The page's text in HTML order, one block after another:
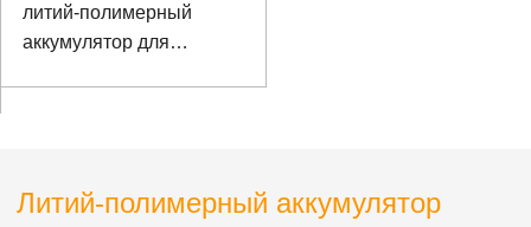
литий-полимерный
аккумулятор для
Литий-полимерный аккумулятор